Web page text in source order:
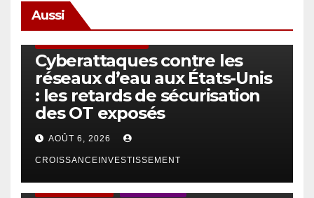
Aussi
Cyberattaques contre les
réseaux d’eau aux États-Unis
: les retards de sécurisation
des OT exposés
AOÛT 6, 2026
CROISSANCEINVESTISSEMENT